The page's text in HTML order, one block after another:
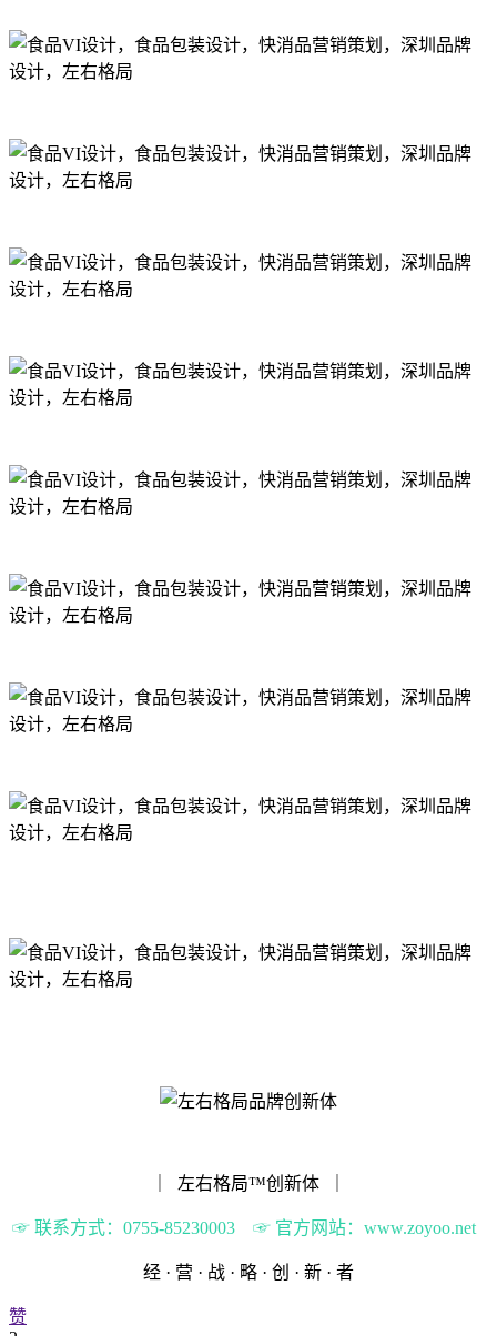
｜ 左右格局™️创新体 ｜
☞ 联系方式：0755-85230003 ☞ 官方网站：www.zoyoo.net
经 · 营 · 战 · 略 · 创 · 新 · 者
赞